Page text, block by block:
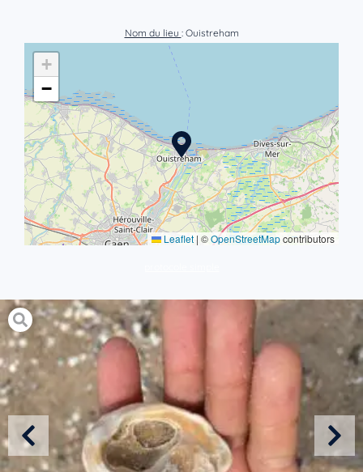
Nom du lieu : Ouistreham
+
−
Leaflet | ©OpenStreetMapcontributors